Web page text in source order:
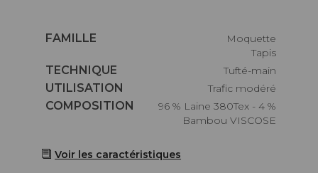
Caractéristiques
FAMILLE
Moquette
Tapis
Caractéristiques
TECHNIQUE
Tufté-main
Caractéristiques
UTILISATION
Trafic modéré
Caractéristiques
COMPOSITION
96 % Laine 380Tex - 4 %
Bambou VISCOSE
Voir les caractéristiques